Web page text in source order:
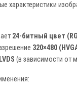
характеристики
24-битный цвет
320×480
(в зависимости от